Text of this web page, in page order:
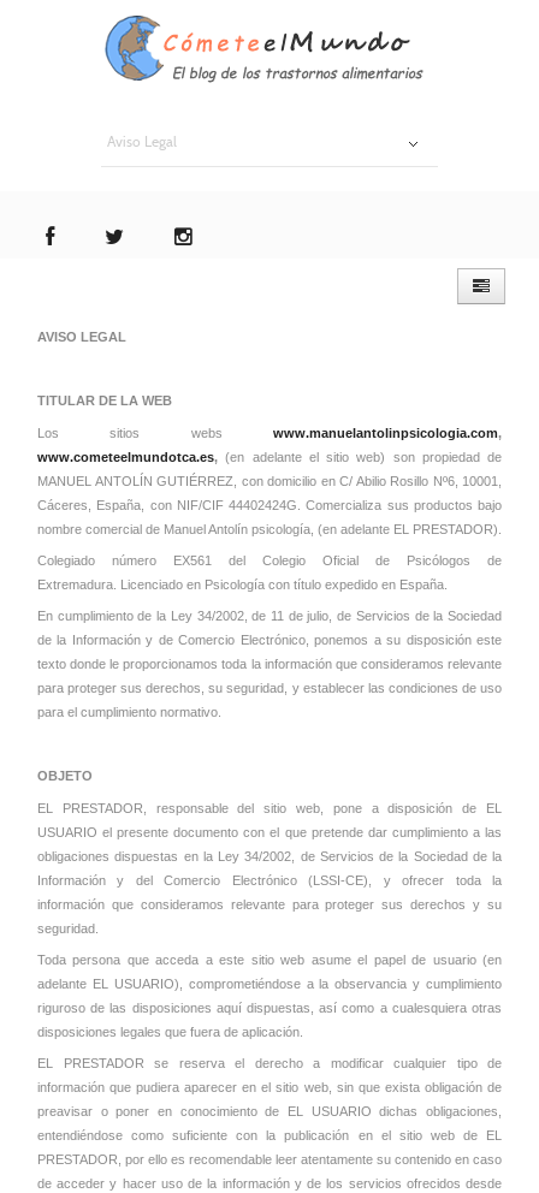
Aviso Legal
AVISO LEGAL
TITULAR DE LA WEB
Los sitios webs www.manuelantolinpsicologia.com,
www.cometeelmundotca.es,(en adelante el sitio web) son propiedad de
MANUEL ANTOLÍN GUTIÉRREZ, con domicilio en C/ Abilio Rosillo Nº6, 10001,
Cáceres, España, con NIF/CIF 44402424G. Comercializa sus productos bajo
nombre comercial de Manuel Antolín psicología, (en adelante EL PRESTADOR).
Colegiado número EX561 del Colegio Oficial de Psicólogos de
Extremadura. Licenciado en Psicología con título expedido en España.
En cumplimiento de la Ley 34/2002, de 11 de julio, de Servicios de la Sociedad
de la Información y de Comercio Electrónico, ponemos a su disposición este
texto donde le proporcionamos toda la información que consideramos relevante
para proteger sus derechos, su seguridad, y establecer las condiciones de uso
para el cumplimiento normativo.
OBJETO
EL PRESTADOR, responsable del sitio web, pone a disposición de EL
USUARIO el presente documento con el que pretende dar cumplimiento a las
obligaciones dispuestas en la Ley 34/2002, de Servicios de la Sociedad de la
Información y del Comercio Electrónico (LSSI-CE), y ofrecer toda la
información que consideramos relevante para proteger sus derechos y su
seguridad.
Toda persona que acceda a este sitio web asume el papel de usuario (en
adelante EL USUARIO), comprometiéndose a la observancia y cumplimiento
riguroso de las disposiciones aquí dispuestas, así como a cualesquiera otras
disposiciones legales que fuera de aplicación.
EL PRESTADOR se reserva el derecho a modificar cualquier tipo de
información que pudiera aparecer en el sitio web, sin que exista obligación de
preavisar o poner en conocimiento de EL USUARIO dichas obligaciones,
entendiéndose como suficiente con la publicación en el sitio web de EL
PRESTADOR, por ello es recomendable leer atentamente su contenido en caso
de acceder y hacer uso de la información y de los servicios ofrecidos desde